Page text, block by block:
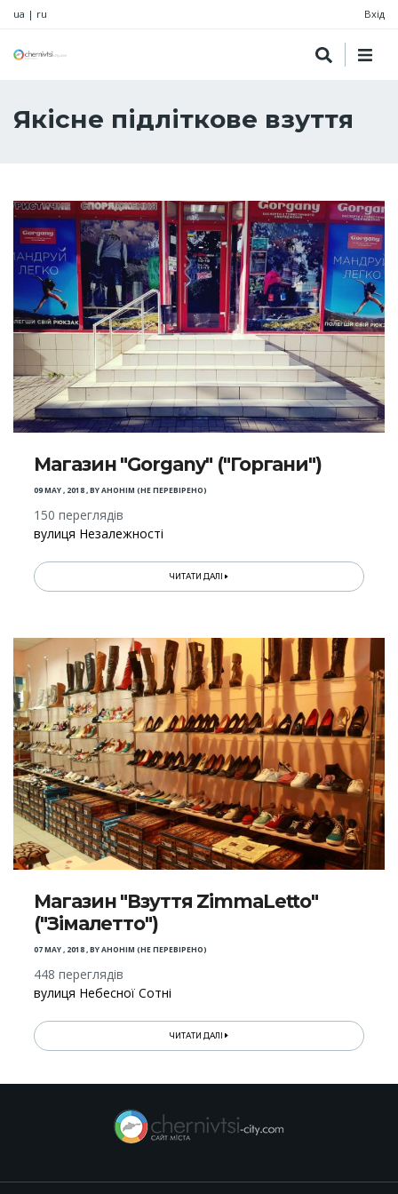
ua | ru Вхід
Якісне підліткове взуття
Магазин "Gorgany" ("Горгани")
09 MAY , 2018,BYАНОНІМ (НЕ ПЕРЕВІРЕНО)
150 переглядів
вулиця Незалежності
ЧИТАТИ ДАЛІ
Магазин "Взуття ZimmaLetto"
("Зімалетто")
07 MAY , 2018,BYАНОНІМ (НЕ ПЕРЕВІРЕНО)
448 переглядів
вулиця Небесної Сотні
ЧИТАТИ ДАЛІ